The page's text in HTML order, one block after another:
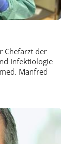
Chefarzt der
Infektiologie
Manfred